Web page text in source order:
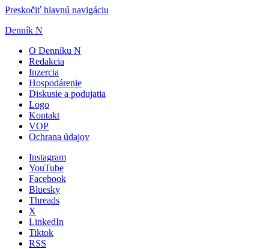
Preskočiť hlavnú navigáciu
Denník N
O Denníku N
Redakcia
Inzercia
Hospodárenie
Diskusie a podujatia
Logo
Kontakt
VOP
Ochrana údajov
Instagram
YouTube
Facebook
Bluesky
Threads
X
LinkedIn
Tiktok
RSS